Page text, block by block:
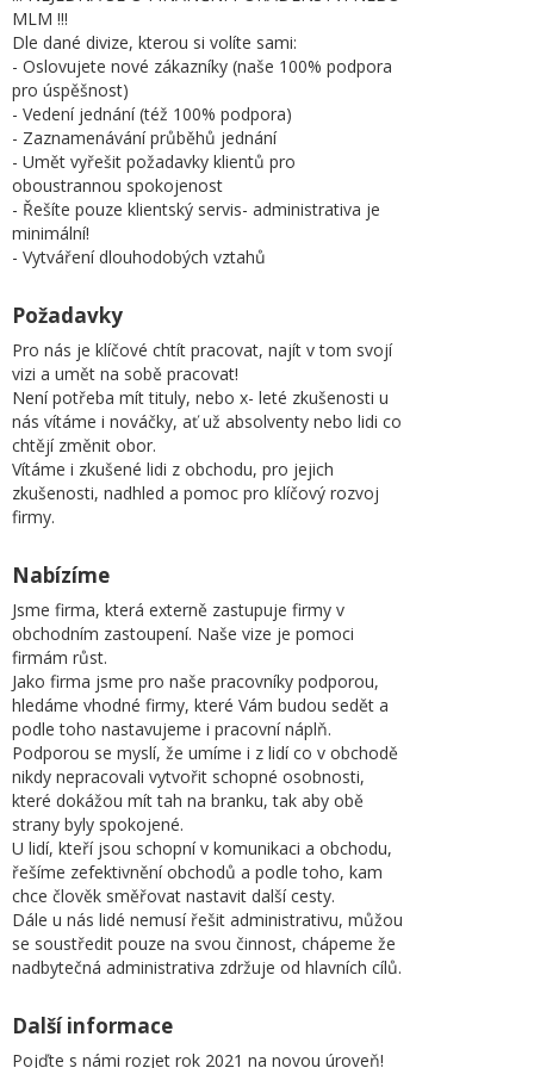
MLM !!!
Dle dané divize, kterou si volíte sami:
- Oslovujete nové zákazníky (naše 100% podpora
pro úspěšnost)
- Vedení jednání (též 100% podpora)
- Zaznamenávání průběhů jednání
- Umět vyřešit požadavky klientů pro
oboustrannou spokojenost
- Řešíte pouze klientský servis- administrativa je
minimální!
- Vytváření dlouhodobých vztahů
Požadavky
Pro nás je klíčové chtít pracovat, najít v tom svojí
vizi a umět na sobě pracovat!
Není potřeba mít tituly, nebo x- leté zkušenosti u
nás vítáme i nováčky, ať už absolventy nebo lidi co
chtějí změnit obor.
Vítáme i zkušené lidi z obchodu, pro jejich
zkušenosti, nadhled a pomoc pro klíčový rozvoj
firmy.
Nabízíme
Jsme firma, která externě zastupuje firmy v
obchodním zastoupení. Naše vize je pomoci
firmám růst.
Jako firma jsme pro naše pracovníky podporou,
hledáme vhodné firmy, které Vám budou sedět a
podle toho nastavujeme i pracovní náplň.
Podporou se myslí, že umíme i z lidí co v obchodě
nikdy nepracovali vytvořit schopné osobnosti,
které dokážou mít tah na branku, tak aby obě
strany byly spokojené.
U lidí, kteří jsou schopní v komunikaci a obchodu,
řešíme zefektivnění obchodů a podle toho, kam
chce člověk směřovat nastavit další cesty.
Dále u nás lidé nemusí řešit administrativu, můžou
se soustředit pouze na svou činnost, chápeme že
nadbytečná administrativa zdržuje od hlavních cílů.
Další informace
Pojďte s námi rozjet rok 2021 na novou úroveň!